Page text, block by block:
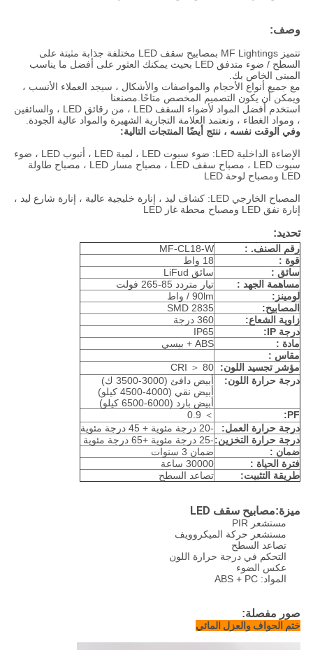
وصف:
تتميز MF Lightings بمصابيح سقف LED مختلفة جذابة مثبتة على
السطح / ضوء متدفق LED بحيث يمكنك العثور على أفضل ما يناسب
المبنى الخاص بك.
مع جميع أنواع الأحجام والمواصفات والأشكال ، سيجد العملاء الأنسب ،
ويمكن أن يكون التصميم المخصص متاحًا.مصنعنا
استخدم أفضل المواد لأضواء السقف LED ، من رقائق LED ، والسائقين
، ومواد الغطاء ، ونعتمد العلامة التجارية الشهيرة والمواد عالية الجودة.
وفي الوقت نفسه ، ننتج أيضًا المنتجات التالية:
الإضاءة الداخلية LED: ضوء سبوت LED ، لمبة LED ، أنبوب LED ، ضوء
سبوت LED ، مصباح سقف LED ، مصباح مسار LED ، مصباح طاولة
LED ومصباح لوحة LED
المصباح الخارجي LED: كشاف ليد ، إنارة خليجية عالية ، إنارة شارع ليد ،
إنارة نفق LED ومصباح محطة غاز LED
تحديد:
رقم الصنف. :
MF-CL18-W
قوة :
18 واط
سائق :
سائق LiFud
مساهمة الجهد :
تيار متردد 85-265 فولت
لومينز:
90lm / واط
المصابيح:
SMD 2835
زاوية الشعاع:
360 درجة
درجة IP:
IP65
مادة :
ABS + بيسي
مقاس :
مؤشر تجسيد اللون:
CRI ＞ 80
درجة حرارة اللون:
أبيض دافئ (3000-3500 ك)
أبيض نقي (4000-4500 كيلو)
أبيض بارد (6000-6500 كيلو)
PF:
＞ 0.9
درجة حرارة العمل:
-20 درجة مئوية + 45 درجة مئوية
درجة حرارة التخزين:-25 درجة مئوية +65 درجة مئوية
ضمان :
ضمان 3 سنوات
فترة الحياة :
30000 ساعة
طريقة التثبيت:
تصاعد السطح
ميزة:مصابيح سقف LED
مستشعر PIR
مستشعر حركة الميكروويف
تصاعد السطح
التحكم في درجة حرارة اللون
عكس الضوء
المواد: ABS + PC
صور مفصلة:
ختم الحواف والعزل المائي